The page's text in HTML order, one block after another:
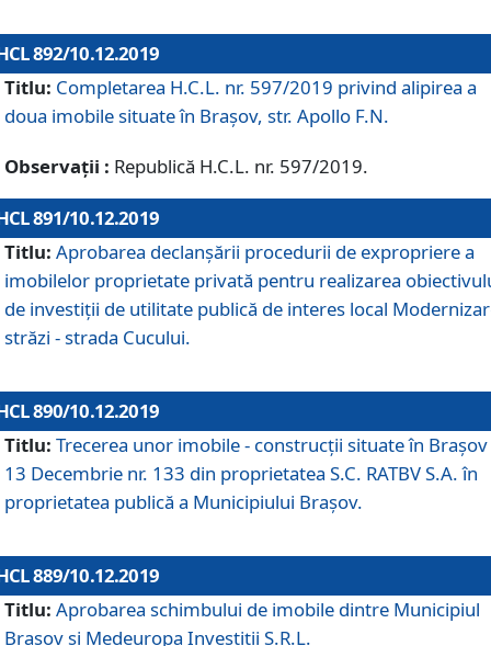
892/10.12.2019
Titlu: Completarea H.C.L. nr. 597/2019 privind alipirea a
doua imobile situate în Brașov, str. Apollo F.N.
Observații : Republică H.C.L. nr. 597/2019.
891/10.12.2019
Titlu: Aprobarea declanșării procedurii de expropriere a
imobilelor proprietate privată pentru realizarea
de investiții de utilitate publică de interes local
străzi - strada Cucului.
890/10.12.2019
Titlu: Trecerea unor imobile - construcții situate în Brașov
13 Decembrie nr. 133 din proprietatea S.C. RATBV S.A. în
proprietatea publică a Municipiului Brașov.
889/10.12.2019
Titlu: Aprobarea schimbului de imobile dintre Municipiul
Brașov și Medeuropa Investiții S.R.L.